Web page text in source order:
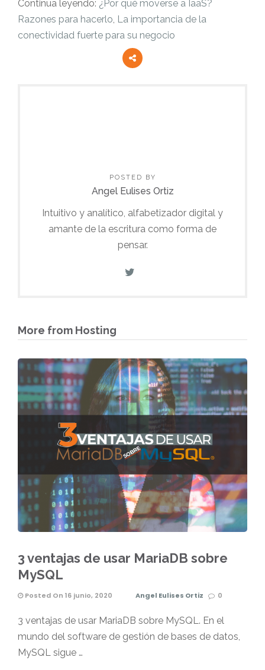
Continua leyendo: ¿Por qué moverse a IaaS?
Razones para hacerlo La importancia de la
conectividad fuerte para su negocio
POSTED BY
Angel Eulises Ortiz
Intuitivo y analítico, alfabetizador digital y
amante de la escritura como forma de
pensar.
More from Hosting
3 ventajas de usar MariaDB sobre
MySQL
Posted On 16 junio, 2020 Angel Eulises Ortiz 0
3 ventajas de usar MariaDB sobre MySQL. En el
mundo del software de gestión de bases de datos,
MySQL sigue …